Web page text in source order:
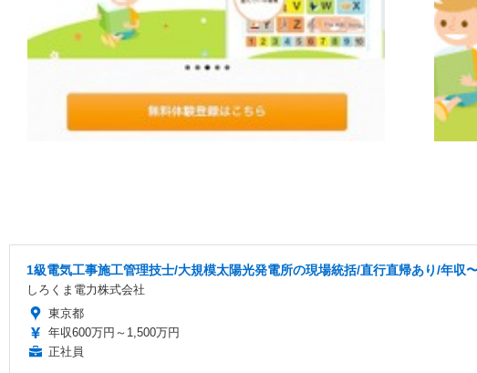
1級電気工事施工管理技士/大規模太陽光発電所の現場統括/直行直帰あり/年収
しろくま電力株式会社
東京都
年収600万円～1,500万円
正社員